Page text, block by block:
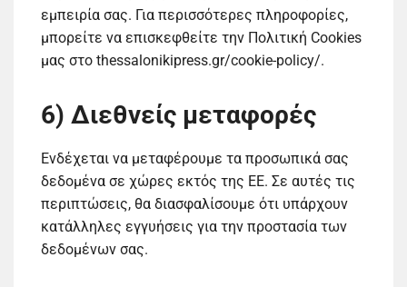
εμπειρία σας. Για περισσότερες πληροφορίες,
μπορείτε να επισκεφθείτε την Πολιτική Cookies
μας στο thessalonikipress.gr/cookie-policy/.
6) Διεθνείς μεταφορές
Ενδέχεται να μεταφέρουμε τα προσωπικά σας
δεδομένα σε χώρες εκτός της ΕΕ. Σε αυτές τις
περιπτώσεις, θα διασφαλίσουμε ότι υπάρχουν
κατάλληλες εγγυήσεις για την προστασία των
δεδομένων σας.